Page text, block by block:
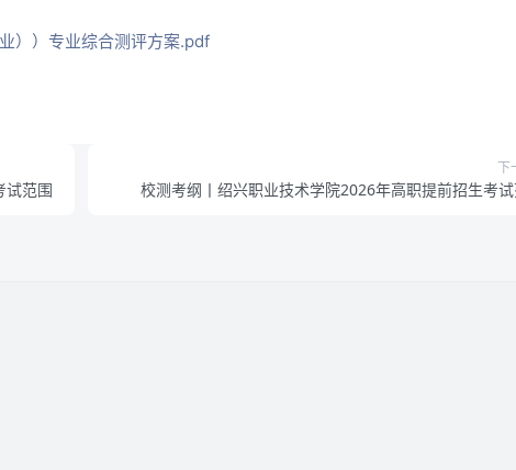
））专业综合测评方案.pdf
试范围
下
校测考纲丨绍兴职业技术学院2026年高职提前招生考